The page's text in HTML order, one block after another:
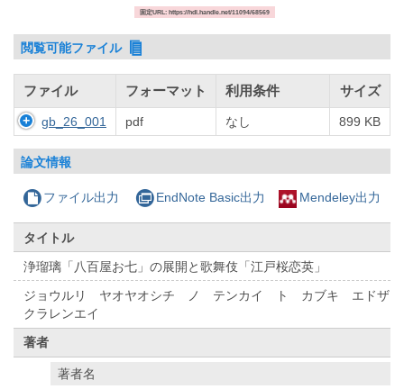
固定URL: https://hdl.handle.net/11094/68569
閲覧可能ファイル
ファイル フォーマット 利用条件 サイズ
gb_26_001 pdf なし 899 KB
論文情報
ファイル出力 EndNote Basic出力 Mendeley出力
タイトル
浄瑠璃「八百屋お七」の展開と歌舞伎「江戸桜恋英」
ジョウルリ ヤオヤオシチ ノ テンカイ ト カブキ エドザ
クラレンエイ
著者
著者名